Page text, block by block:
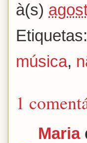
à(s)
Etiquetas:
música,
1
Maria